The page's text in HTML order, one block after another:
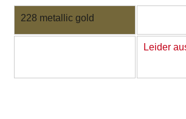
228 metallic gold
Leider